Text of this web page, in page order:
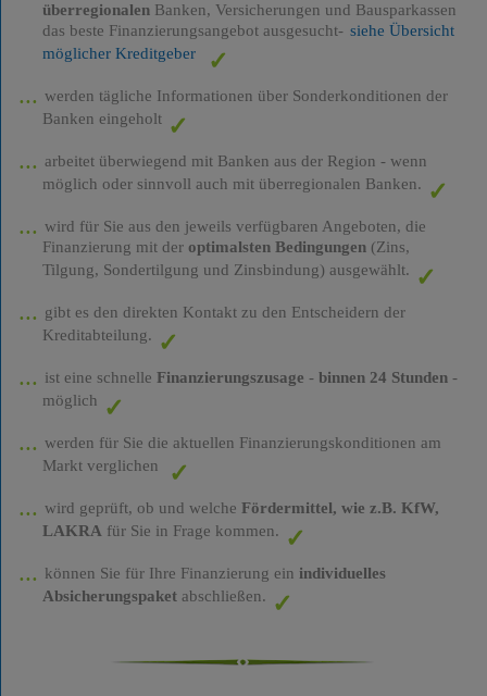
überregionalenBanken, Versicherungen und Bausparkassen
das beste Finanzierungsangebot ausgesucht- siehe Übersicht
möglicher Kreditgeber
werden tägliche Informationen über Sonderkonditionen der
Banken eingeholt
arbeitet überwiegend mit Banken aus der Region - wenn
möglich oder sinnvoll auch mit überregionalen Banken.
wird für Sie aus den jeweils verfügbaren Angeboten, die
Finanzierung mit der optimalsten Bedingungen(Zins,
Tilgung, Sondertilgung und Zinsbindung) ausgewählt.
gibt es den direkten Kontakt zu den Entscheidern der
Kreditabteilung.
ist eine schnelle Finanzierungszusage - binnen 24 Stunden-
möglich
werden für Sie die aktuellen Finanzierungskonditionen am
Markt verglichen
wird geprüft, ob und welche Fördermittel, wie z.B. KfW,
LAKRA für Sie in Frage kommen.
können Sie für Ihre Finanzierung ein individuelles
Absicherungspaketabschließen.